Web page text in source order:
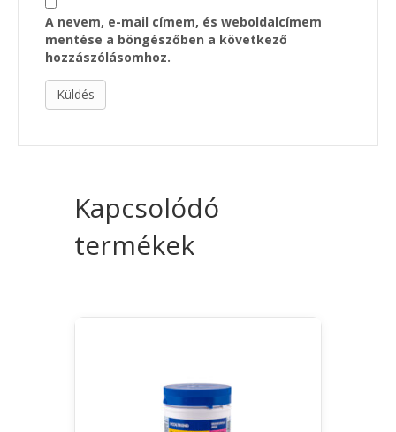
A nevem, e-mail címem, és weboldalcímem
mentése a böngészőben a következő
hozzászólásomhoz.
Kapcsolódó
termékek